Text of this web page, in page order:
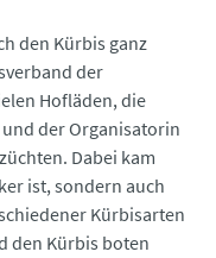
den Kürbis ganz
der
Hofläden, die
der Organisatorin
Dabei kam
ist, sondern auch
Kürbisarten
den Kürbis boten